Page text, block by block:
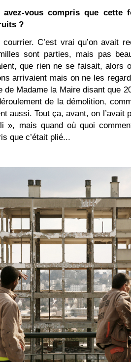
vous compris que cette
?
C’est vrai qu’on avait
sont parties, mais pas
que rien ne se faisait, alors
arrivaient mais on ne les
de Madame la Maire disant que
de la démolition,
aussi. Tout ça, avant, on l’avait
», mais quand où quoi
que c’était plié...